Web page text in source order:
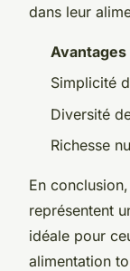
dans leur
Avantages
Simplicité
Diversité
Richesse
En
représentent
idéale pour
alimentation